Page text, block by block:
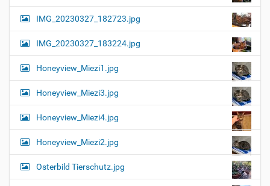
IMG_20230327_182723.jpg
IMG_20230327_183224.jpg
Honeyview_Miezi1.jpg
Honeyview_Miezi3.jpg
Honeyview_Miezi4.jpg
Honeyview_Miezi2.jpg
Osterbild Tierschutz.jpg